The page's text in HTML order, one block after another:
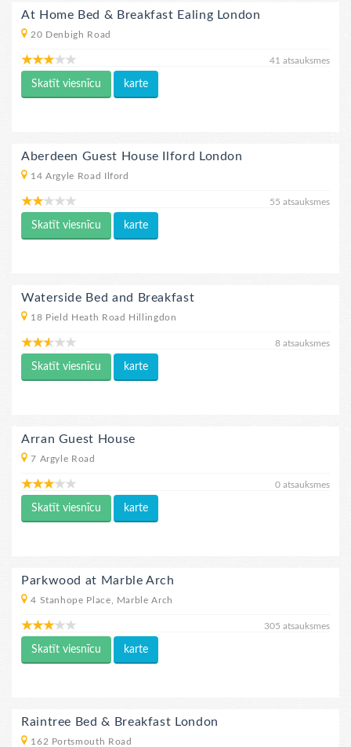
At Home Bed & Breakfast Ealing London
20 Denbigh Road
41 atsauksmes
Skatīt viesnīcu karte
Aberdeen Guest House Ilford London
14 Argyle Road Ilford
55 atsauksmes
Skatīt viesnīcu karte
Waterside Bed and Breakfast
18 Pield Heath Road Hillingdon
8 atsauksmes
Skatīt viesnīcu karte
Arran Guest House
7 Argyle Road
0 atsauksmes
Skatīt viesnīcu karte
Parkwood at Marble Arch
4 Stanhope Place, Marble Arch
305 atsauksmes
Skatīt viesnīcu karte
Raintree Bed & Breakfast London
162 Portsmouth Road